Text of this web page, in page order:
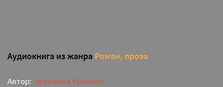
Аудиокнига из жанра Роман, проза
Автор: Ангелина Крихели